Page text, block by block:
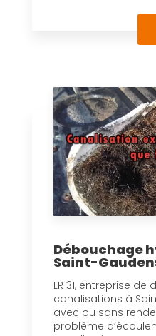
Débouchage
Saint-
LR 31, entreprise
canalisations à
avec ou sans
problème